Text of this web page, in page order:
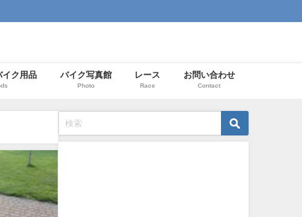
イク用品 バイク写真館
Photo
レース
Race
お問い合わせ
Contact